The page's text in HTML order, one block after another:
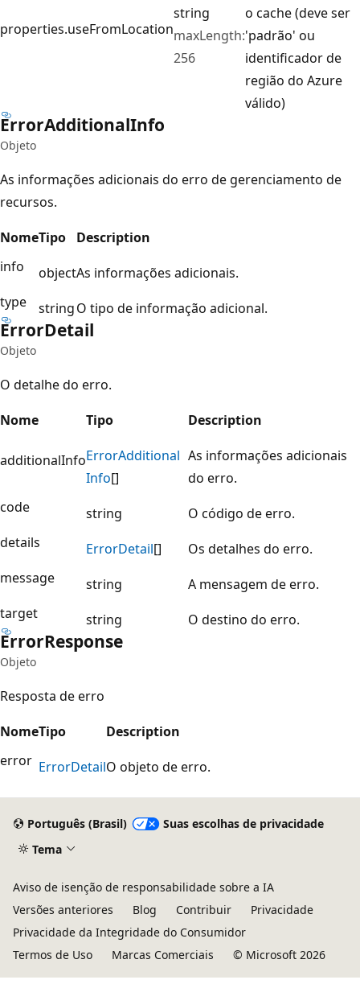
properties.useFromLocation
string
maxLength:
256
o cache (deve ser
'padrão' ou
identificador de
região do Azure
válido)
ErrorAdditionalInfo
Objeto
As informações adicionais do erro de gerenciamento de
recursos.
NomeTipo
Description
info
objectAs informações adicionais.
type
stringO tipo de informação adicional.
ErrorDetail
Objeto
O detalhe do erro.
Nome
Tipo Description
additionalInfoErrorAdditional
Info[]
As informações adicionais
do erro.
code
string
O código de erro.
details
ErrorDetail[]
Os detalhes do erro.
message
string
A mensagem de erro.
target
string O destino do erro.
ErrorResponse
Objeto
Resposta de erro
NomeTipo
Description
error ErrorDetailO objeto de erro.
Português (Brasil)
Suas escolhas de privacidade
Tema
Aviso de isenção de responsabilidade sobre a IA
Versões anteriores
Blog Contribuir
Privacidade
Privacidade da Integridade do Consumidor
Termos de Uso
Marcas Comerciais © Microsoft 2026